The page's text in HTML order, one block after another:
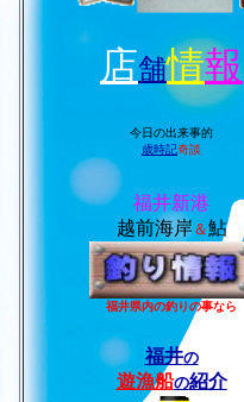
店舗情報
今日の出来事的
歳時記奇談
福井新港
越前海岸＆鮎
福井県内の釣りの事なら
福井の
遊漁船の紹介